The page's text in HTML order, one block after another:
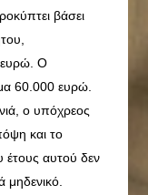
βάσει
ευρώ. Ο
60.000 ευρώ.
ο υπόχρεος
και το
έτους αυτού δεν
μηδενικό.